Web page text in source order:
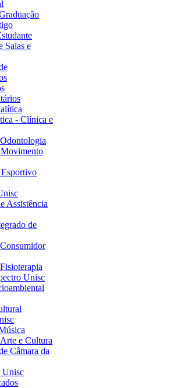
Salas e
- Clínica e
Assistência
de
Unisc
e Cultura
Câmara da
Unisc